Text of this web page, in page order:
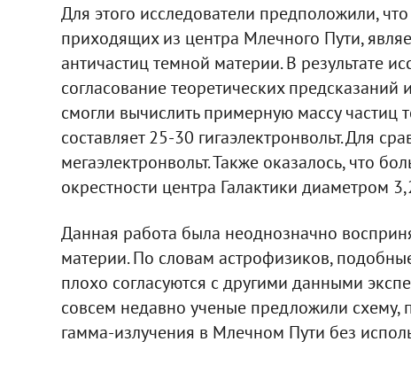
Для этого исследователи предположили,
приходящих из центра Млечного Пути,
античастиц темной материи. В результате
согласование теоретических
смогли вычислить примерную массу частиц
составляет 25-30 гигаэлектронвольт. Для
мегаэлектронвольт. Также оказалось, что
окрестности центра Галактики диаметром
Данная работа была неоднозначно
материи. По словам астрофизиков,
плохо согласуются с другими данными
совсем недавно ученые предложили
гамма-излучения в Млечном Пути без